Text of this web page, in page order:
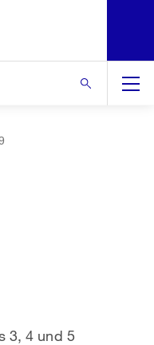
3, 4 und 5